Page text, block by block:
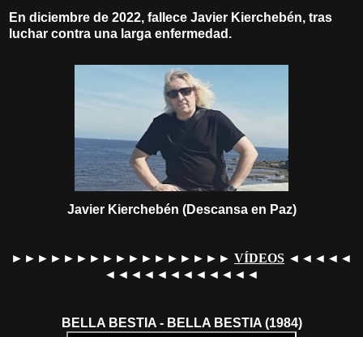
En diciembre de 2022, fallece Javier Kierchebén, tras
luchar contra una larga enfermedad.
Javier Kierchebén (Descansa en Paz)
►►►►►►►►►►►►►►►►► VÍDEOS ◄◄◄◄◄
◄◄◄◄◄◄◄◄◄◄◄◄
BELLA BESTIA - BELLA BESTIA (1984)